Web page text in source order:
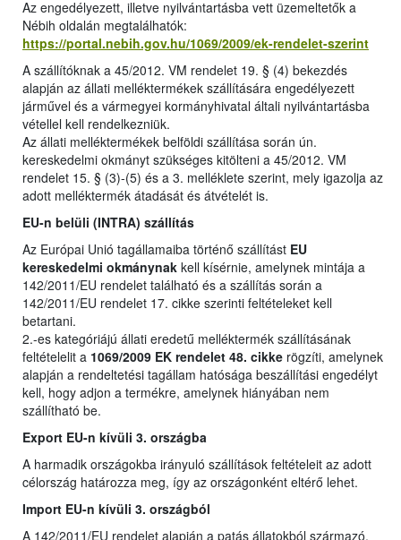
Az engedélyezett, illetve nyilvántartásba vett üzemeltetők a
Nébih oldalán megtalálhatók:
https://portal.nebih.gov.hu/1069/2009/ek-rendelet-szerint
A szállítóknak a 45/2012. VM rendelet 19. § (4) bekezdés
alapján az állati melléktermékek szállítására engedélyezett
járművel és a vármegyei kormányhivatal általi nyilvántartásba
vétellel kell rendelkezniük.
Az állati melléktermékek belföldi szállítása során ún.
kereskedelmi okmányt szükséges kitölteni a 45/2012. VM
rendelet 15. § (3)-(5) és a 3. melléklete szerint, mely igazolja az
adott melléktermék átadását és átvételét is.
EU-n belüli (INTRA) szállítás
Az Európai Unió tagállamaiba történő szállítást EU
kereskedelmi okmánynak kell kísérnie, amelynek mintája a
142/2011/EU rendelet található és a szállítás során a
142/2011/EU rendelet 17. cikke szerinti feltételeket kell
betartani.
2.-es kategóriájú állati eredetű melléktermék szállításának
feltételelit a 1069/2009 EK rendelet 48. cikke rögzíti, amelynek
alapján a rendeltetési tagállam hatósága beszállítási engedélyt
kell, hogy adjon a termékre, amelynek hiányában nem
szállítható be.
Export EU-n kívüli 3. országba
A harmadik országokba irányuló szállítások feltételeit az adott
célország határozza meg, így az országonként eltérő lehet.
Import EU-n kívüli 3. országból
A 142/2011/EU rendelet alapján a patás állatokból származó,